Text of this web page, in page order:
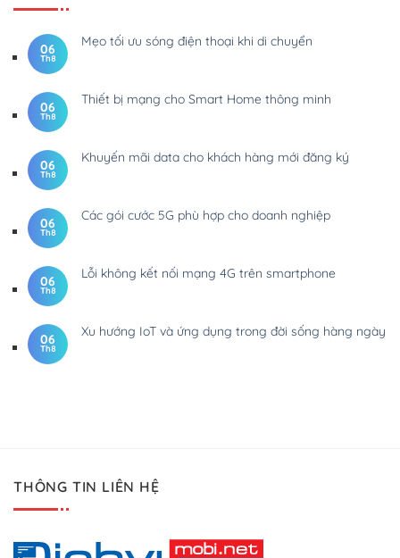
06
Th8
Mẹo tối ưu sóng điện thoại khi di chuyển
06
Th8
Thiết bị mạng cho Smart Home thông minh
06
Th8
Khuyến mãi data cho khách hàng mới đăng ký
06
Th8
Các gói cước 5G phù hợp cho doanh nghiệp
06
Th8
Lỗi không kết nối mạng 4G trên smartphone
06
Th8
Xu hướng IoT và ứng dụng trong đời sống hàng ngày
THÔNG TIN LIÊN HỆ